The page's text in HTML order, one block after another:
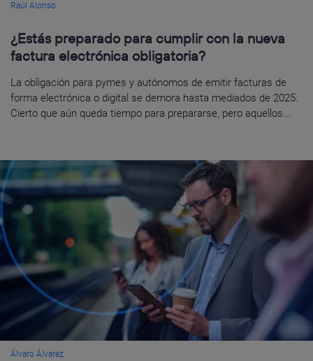
Raúl Alonso
¿Estás preparado para cumplir con la nueva
factura electrónica obligatoria?
La obligación para pymes y autónomos de emitir facturas de
forma electrónica o digital se demora hasta mediados de 2025.
Cierto que aún queda tiempo para prepararse, pero aquellos...
Álvaro Álvarez